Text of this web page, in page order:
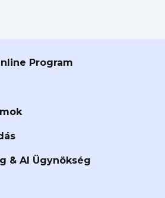
Program
& AI Ügynökség